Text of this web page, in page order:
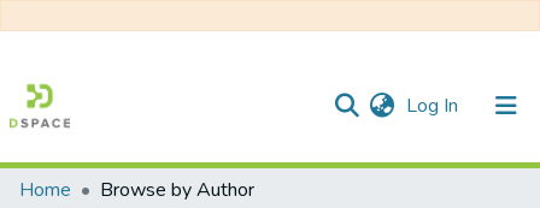
Log In (current)
Home Browse by Author